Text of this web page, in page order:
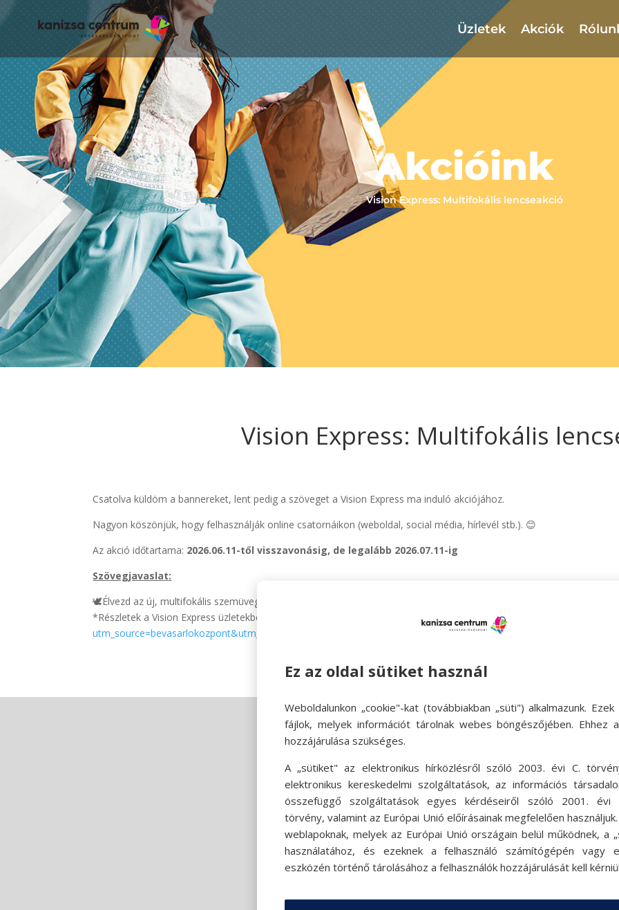
Üzletek Akciók
Akcióink
Vision Express: Multifokális lencseakció
Vision Express: Multifokális
Csatolva küldöm a bannereket, lent pedig a szöveget a Vision Express ma induló akciójához.
Nagyon köszönjük, hogy felhasználják online csatornáikon (weboldal, social média, hírlevél stb.). 😊
Az akció időtartama: 2026.06.11-től visszavonásig, de legalább 2026.07.11-ig
Szövegjavaslat:
🕊️Élvezd az új, multifokális szemüveged adta szabadságot, és láss élesen minden távolságra egyetlen szemüveggel! 👓
*Részletek a Vision Express üzletekben és a weboldalon:
https://www.visionexpress.hu/hu/akciok/multifokalis-
utm_source=bevasarlokozpont&utm_campaign=multifokalis_lencseakcio&utm_term=traffic&utm_content=photo
Ez az oldal sütiket használ
Weboldalunkon „cookie"-kat (továbbiakban „süti") alkalmazunk. Ezek
fájlok, melyek információt tárolnak webes böngészőjében. Ehhez
hozzájárulása szükséges.
A „sütiket" az elektronikus hírközlésről szóló 2003. évi C.
elektronikus kereskedelmi szolgáltatások, az információs
összefüggő szolgáltatások egyes kérdéseiről szóló 2001. évi
törvény, valamint az Európai Unió előírásainak megfelelően
weblapoknak, melyek az Európai Unió országain belül működnek, a
használatához, és ezeknek a felhasználó számítógépén vagy
eszközén történő tárolásához a felhasználók hozzájárulását kell